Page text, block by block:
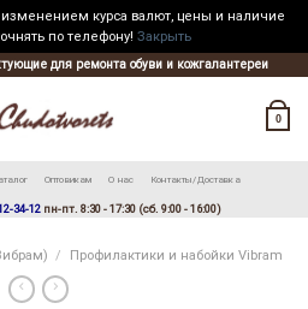
курса валют, цены и наличие
по телефону! Закрыть
Skip
to
для ремонта обуви и кожгалантереи
0
Оптовикам О нас Контакты/Доставка
34-12 пн-пт. 8:30 - 17:30 (сб. 9:00 - 16:00)
/ Профилактики и набойки Vibram